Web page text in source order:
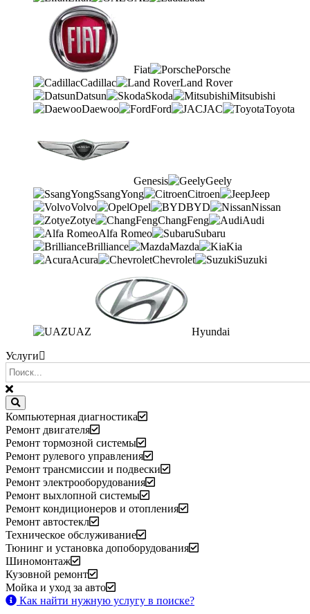
Fiat
Porsche
Cadillac
Land Rover
Datsun
Skoda
Mitsubishi
Daewoo
Ford JAC Toyota
Genesis
Geely
SsangYong
Citroen
Jeep
Volvo
Opel BYD
Nissan
Zotye
ChangFeng
Audi
Alfa Romeo
Subaru
Brilliance
Mazda
Kia
Acura
Chevrolet Suzuki
UAZ Hyundai
Услуги
Компьютерная диагностика
Ремонт двигателя
Ремонт тормозной системы
Ремонт рулевого управления
Ремонт трансмиссии и подвески
Ремонт электрооборудования
Ремонт выхлопной системы
Ремонт кондиционеров и отопления
Ремонт автостекл
Техническое обслуживание
Тюнинг и установка допоборудования
Шиномонтаж
Кузовной ремонт
Мойка и уход за авто
Как найти нужную услугу в поиске?